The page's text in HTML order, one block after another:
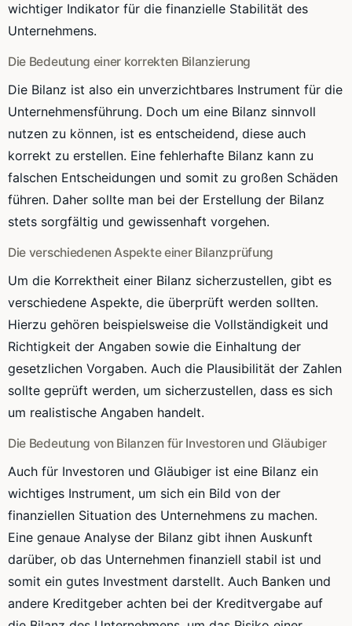
wichtiger Indikator für die finanzielle Stabilität des
Unternehmens.
Die Bedeutung einer korrekten Bilanzierung
Die Bilanz ist also ein unverzichtbares Instrument für die
Unternehmensführung. Doch um eine Bilanz sinnvoll
nutzen zu können, ist es entscheidend, diese auch
korrekt zu erstellen. Eine fehlerhafte Bilanz kann zu
falschen Entscheidungen und somit zu großen Schäden
führen. Daher sollte man bei der Erstellung der Bilanz
stets sorgfältig und gewissenhaft vorgehen.
Die verschiedenen Aspekte einer Bilanzprüfung
Um die Korrektheit einer Bilanz sicherzustellen, gibt es
verschiedene Aspekte, die überprüft werden sollten.
Hierzu gehören beispielsweise die Vollständigkeit und
Richtigkeit der Angaben sowie die Einhaltung der
gesetzlichen Vorgaben. Auch die Plausibilität der Zahlen
sollte geprüft werden, um sicherzustellen, dass es sich
um realistische Angaben handelt.
Die Bedeutung von Bilanzen für Investoren und Gläubiger
Auch für Investoren und Gläubiger ist eine Bilanz ein
wichtiges Instrument, um sich ein Bild von der
finanziellen Situation des Unternehmens zu machen.
Eine genaue Analyse der Bilanz gibt ihnen Auskunft
darüber, ob das Unternehmen finanziell stabil ist und
somit ein gutes Investment darstellt. Auch Banken und
andere Kreditgeber achten bei der Kreditvergabe auf